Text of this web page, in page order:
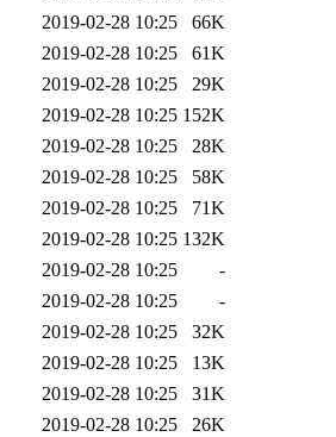
2019-02-28 10:25
66K
2019-02-28 10:25
61K
2019-02-28 10:25
29K
2019-02-28 10:25 152K
2019-02-28 10:25
28K
2019-02-28 10:25
58K
2019-02-28 10:25
71K
2019-02-28 10:25 132K
2019-02-28 10:25
-
2019-02-28 10:25
-
2019-02-28 10:25
32K
2019-02-28 10:25
13K
2019-02-28 10:25
31K
2019-02-28 10:25
26K